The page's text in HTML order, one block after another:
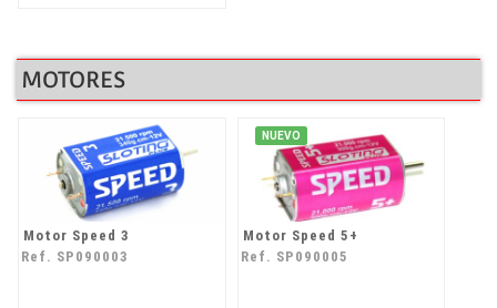
MOTORES
Motor Speed 3
Ref. SP090003
NUEVO
Motor Speed 5+
Ref. SP090005